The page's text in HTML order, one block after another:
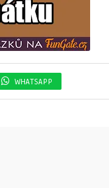
WHATSAPP